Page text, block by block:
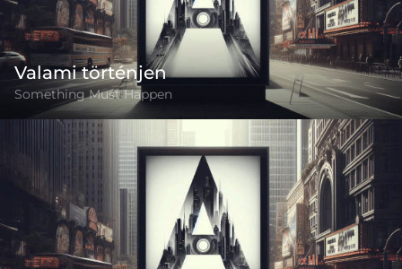
Valami történjen
Something Must Happen